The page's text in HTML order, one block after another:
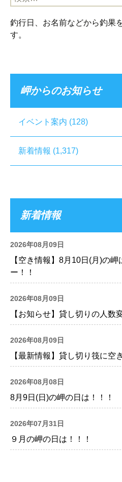
索:
釣行日、お名前などから釣果
す。
岬からのお知らせ
イベント案内 (128)
新着情報 (1,317)
新着情報
2026年08月09日
【空き情報】8月10日(月)の
ー！！
2026年08月09日
【お知らせ】貸し切りの人数
2026年08月09日
【最新情報】貸し切り筏に空
2026年08月08日
8月9日(日)の岬の日は！！！
2026年07月31日
９月の岬の日は！！！